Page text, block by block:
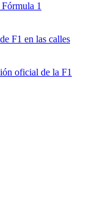
1
F1 en las calles
oficial de la F1